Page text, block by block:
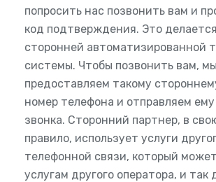
попросить нас позвонить вам и
код подтверждения. Это
сторонней автоматизированной
системы. Чтобы позвонить вам, мы
предоставляем такому
номер телефона и отправляем
звонка. Сторонний партнер, в
правило, использует услуги
телефонной связи, который
услугам другого оператора, и так